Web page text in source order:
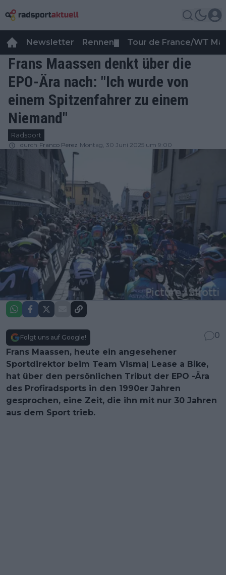
Newsletter Rennen Tour de France/WT
Frans Maassen denkt über die
EPO-Ära nach: "Ich wurde von
einem Spitzenfahrer zu einem
Niemand"
Radsport
durch Franco Perez Montag, 30 Juni 2025 um 9:00
Folgt uns auf Google!
0
Frans Maassen, heute ein angesehener
Sportdirektor beim Team Visma| Lease a Bike,
hat über den persönlichen Tribut der EPO -Ära
des Profiradsports in den 1990er Jahren
gesprochen, eine Zeit, die ihn mit nur 30 Jahren
aus dem Sport trieb.